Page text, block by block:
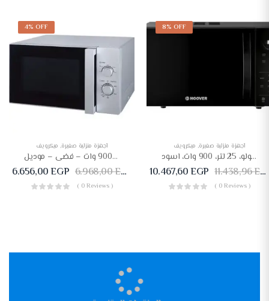
4% OFF
أجهزة منزلية صغيرة, ميكرويف
تورنيدو ميكروويف سولو سعة 25 لتر- 900 وات – فضى – موديل TM-25MS
6.656,00EGP 6.968,00EGP
( 0 Reviews )
8% OFF
أجهزة منزلية صغيرة, ميكرويف
ميكروويف هوفر سولو، 25 لتر، 900 وات، اسود
10.467,60EGP 11.438,96EGP
( 0 Reviews )